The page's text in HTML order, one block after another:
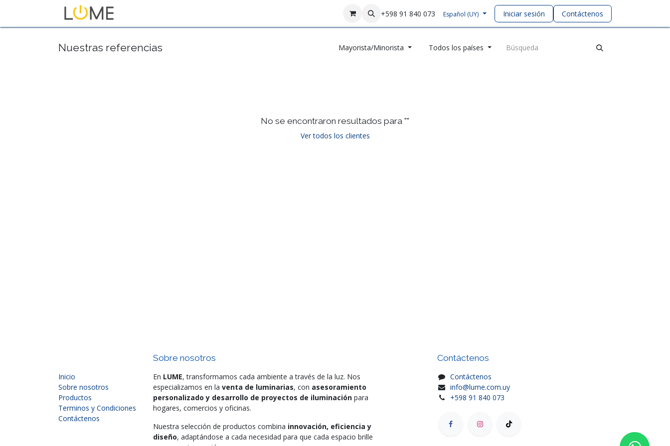
+598 91 840 073 Español (UY) Iniciar sesión Contáctenos
Nuestras referencias Mayorista/Minorista Todos los países
No se encontraron resultados para ""
Ver todos los clientes
Inicio
Sobre nosotros
Productos
Terminos y Condiciones
Contáctenos
Sobre nosotros
En LUME, transformamos cada ambiente a través de la luz. Nos
especializamos en la venta de luminarias, con asesoramiento
personalizado y desarrollo de proyectos de iluminación para
hogares, comercios y oficinas.
Nuestra selección de productos combina innovación, eficiencia y
diseño, adaptándose a cada necesidad para que cada espacio brille
Contáctenos
Contáctenos
info@lume.com.uy
+598 91 840 073